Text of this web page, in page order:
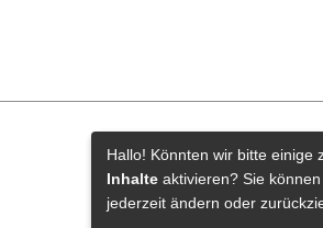
Datenschutz
Hallo! Könnten wir bitte einige
Inhalte aktivieren? Sie
jederzeit ändern oder